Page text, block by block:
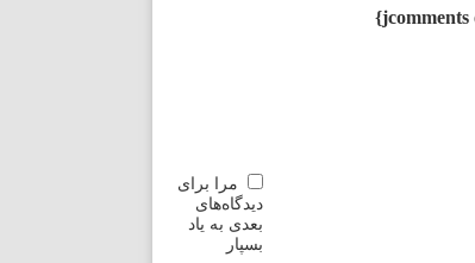
مرا برای
دیدگاه‌های
بعدی به یاد
بسپار